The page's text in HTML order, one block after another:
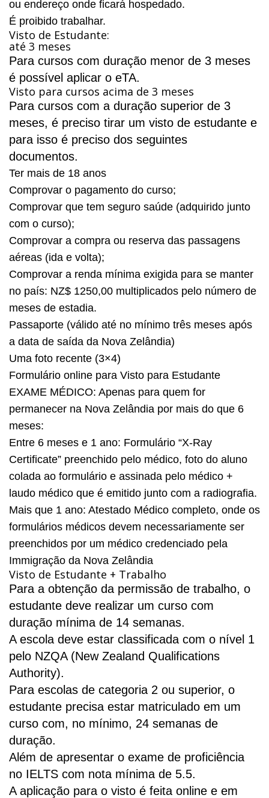
ou endereço onde ficará hospedado.
É proibido trabalhar.
Visto de Estudante:
até 3 meses
Para cursos com duração menor de 3 meses
é possível aplicar o eTA.
Visto para cursos acima de 3 meses
Para cursos com a duração superior de 3
meses, é preciso tirar um visto de estudante e
para isso é preciso dos seguintes
documentos.
Ter mais de 18 anos
Comprovar o pagamento do curso;
Comprovar que tem seguro saúde (adquirido junto
com o curso);
Comprovar a compra ou reserva das passagens
aéreas (ida e volta);
Comprovar a renda mínima exigida para se manter
no país: NZ$ 1250,00 multiplicados pelo número de
meses de estadia.
Passaporte (válido até no mínimo três meses após
a data de saída da Nova Zelândia)
Uma foto recente (3×4)
Formulário online para Visto para Estudante
EXAME MÉDICO: Apenas para quem for
permanecer na Nova Zelândia por mais do que 6
meses:
Entre 6 meses e 1 ano: Formulário “X-Ray
Certificate” preenchido pelo médico, foto do aluno
colada ao formulário e assinada pelo médico +
laudo médico que é emitido junto com a radiografia.
Mais que 1 ano: Atestado Médico completo, onde os
formulários médicos devem necessariamente ser
preenchidos por um médico credenciado pela
Immigração da Nova Zelândia
Visto de Estudante + Trabalho
Para a obtenção da permissão de trabalho, o
estudante deve realizar um curso com
duração mínima de 14 semanas.
A escola deve estar classificada com o nível 1
pelo NZQA (New Zealand Qualifications
Authority).
Para escolas de categoria 2 ou superior, o
estudante precisa estar matriculado em um
curso com, no mínimo, 24 semanas de
duração.
Além de apresentar o exame de proficiência
no IELTS com nota mínima de 5.5.
A aplicação para o visto é feita online e em